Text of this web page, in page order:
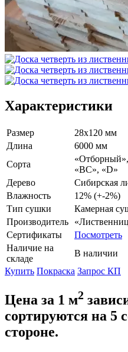
Характеристики
Размер
28х120 мм
Длина
6000 мм
Сорта
«ВС», «D»
Дерево
Сибирская
Влажность
12% (+-2%)
Тип сушки
Камерная
Производитель
Сертификаты
Посмотреть
Наличие на
складе
В наличии
Купить Покраска Запрос КП
Цена за 1 м2
сортируются на 5
стороне.